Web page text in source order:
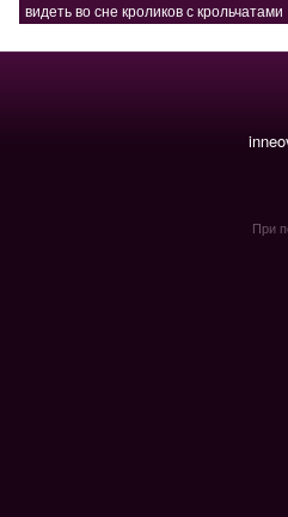
видеть во сне кроликов с крольчатами
При